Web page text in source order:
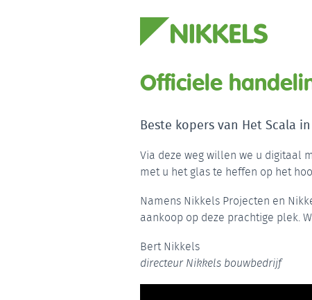
Officiele
Beste kopers van Het Scala
Via deze weg willen we u digitaal
met u het glas te heffen op het
Namens Nikkels Projecten en
aankoop op deze prachtige plek.
Bert Nikkels
directeur Nikkels bouwbedrijf